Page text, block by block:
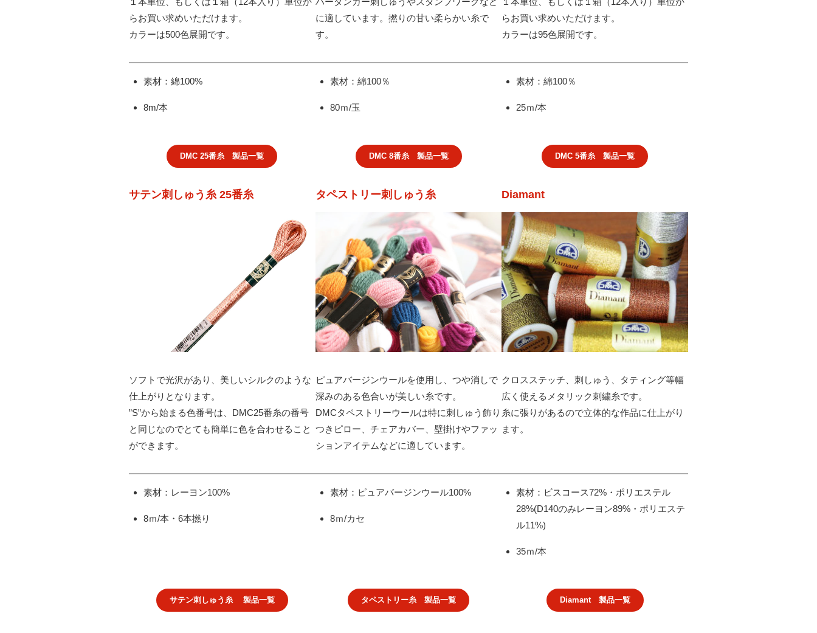
らお買い求めいただけます。
カラーは500色展開です。
素材：綿100%
8m/本
に適しています。撚りの甘い柔らかい糸で
す。
素材：綿100％
80ｍ/玉
らお買い求めいただけます。
カラーは95色展開です。
素材：綿100％
25ｍ/本
DMC 25番糸 製品一覧 DMC 8番糸 製品一覧 DMC 5番糸 製品一覧
サテン刺しゅう糸 25番糸
ソフトで光沢があり、美しいシルクのような
仕上がりとなります。
”S”から始まる色番号は、DMC25番糸の番号
と同じなのでとても簡単に色を合わせること
ができます。
素材：レーヨン100%
8ｍ/本・6本撚り
タペストリー刺しゅう糸
ピュアバージンウールを使用し、つや消しで
深みのある色合いが美しい糸です。
DMCタペストリーウールは特に刺しゅう飾り
つきピロー、チェアカバー、壁掛けやファッ
ションアイテムなどに適しています。
素材：ピュアバージンウール100%
8ｍ/カセ
Diamant
クロスステッチ、刺しゅう、タティング等幅
広く使えるメタリック刺繍糸です。
糸に張りがあるので立体的な作品に仕上がり
ます。
素材：ビスコース72%・ポリエステル
28%(D140のみレーヨン89%・ポリエステ
ル11%)
35ｍ/本
サテン刺しゅう糸 製品一覧 タペストリー糸 製品一覧 Diamant 製品一覧